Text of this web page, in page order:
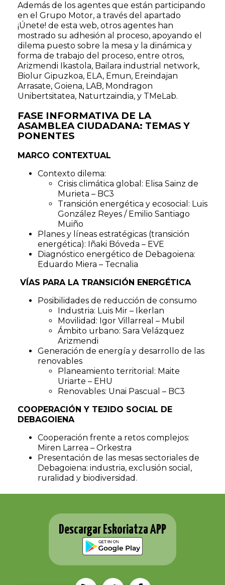
Además de los agentes que están participando
en el Grupo Motor, a través del apartado
¡Únete! de esta web, otros agentes han
mostrado su adhesión al proceso, apoyando el
dilema puesto sobre la mesa y la dinámica y
forma de trabajo del proceso, entre otros,
Arizmendi Ikastola, Bailara industrial network,
Biolur Gipuzkoa, ELA, Emun, Ereindajan
Arrasate, Goiena, LAB, Mondragon
Unibertsitatea, Naturtzaindia, y TMeLab.
FASE INFORMATIVA DE LA
ASAMBLEA CIUDADANA: TEMAS Y
PONENTES
MARCO CONTEXTUAL
Contexto dilema:
Crisis climática global: Elisa Sainz de
Murieta – BC3
Transición energética y ecosocial: Luis
González Reyes / Emilio Santiago
Muiño
Planes y líneas estratégicas (transición
energética): Iñaki Bóveda – EVE
Diagnóstico energético de Debagoiena:
Eduardo Miera – Tecnalia
VÍAS PARA LA TRANSICIÓN ENERGÉTICA
Posibilidades de reducción de consumo
Industria: Luis Mir – Ikerlan
Movilidad: Igor Villarreal – Mubil
Ámbito urbano: Sara Velázquez
Arizmendi
Generación de energía y desarrollo de las
renovables
Planeamiento territorial: Maite
Uriarte – EHU
Renovables: Unai Pascual – BC3
COOPERACIÓN Y TEJIDO SOCIAL DE
DEBAGOIENA
Cooperación frente a retos complejos:
Miren Larrea – Orkestra
Presentación de las mesas sectoriales de
Debagoiena: industria, exclusión social,
ruralidad y biodiversidad.
Descargar Eskoriatza APP